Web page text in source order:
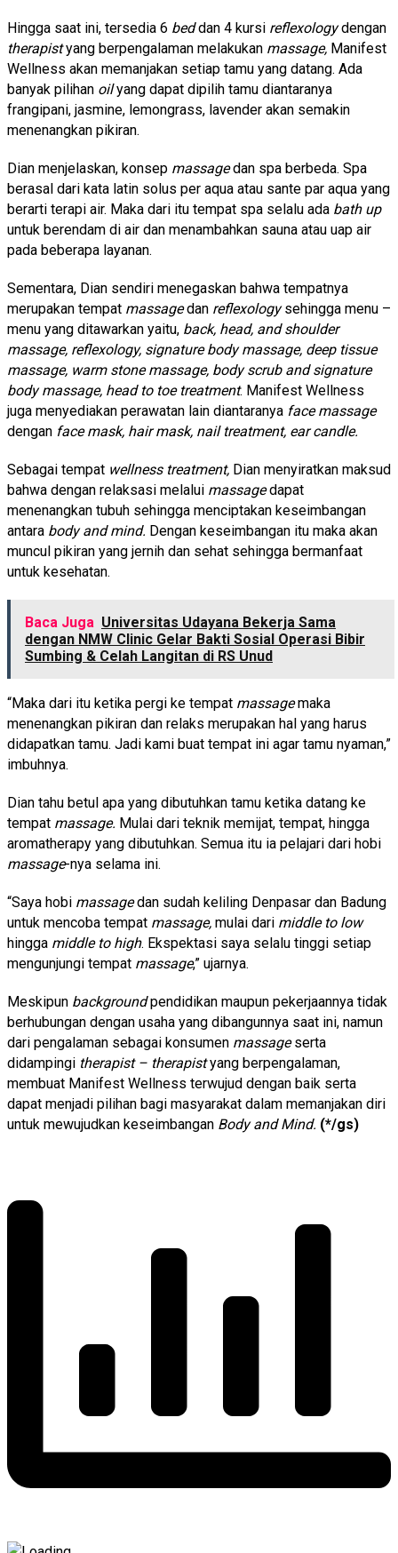
Hingga saat ini, tersedia 6 beddan 4 kursi reflexologydengan
therapistyang berpengalaman melakukan massage, Manifest
Wellness akan memanjakan setiap tamu yang datang. Ada
banyak pilihan oilyang dapat dipilih tamu diantaranya
frangipani, jasmine, lemongrass, lavender akan semakin
menenangkan pikiran.
Dian menjelaskan, konsep massagedan spa berbeda. Spa
berasal dari kata latin solus per aqua atau sante par aqua yang
berarti terapi air. Maka dari itu tempat spa selalu ada bath up
untuk berendam di air dan menambahkan sauna atau uap air
pada beberapa layanan.
Sementara, Dian sendiri menegaskan bahwa tempatnya
merupakan tempat massagedan reflexologysehingga menu –
menu yang ditawarkan yaitu, back, head, and shoulder
massage, reflexology, signature body massage, deep tissue
massage, warm stone massage, body scrub and signature
body massage, head to toe treatment. Manifest Wellness
juga menyediakan perawatan lain diantaranya face massage
dengan face mask, hair mask, nail treatment, ear candle.
Sebagai tempat wellness treatment, Dian menyiratkan maksud
bahwa dengan relaksasi melalui massagedapat
menenangkan tubuh sehingga menciptakan keseimbangan
antara body and mind. Dengan keseimbangan itu maka akan
muncul pikiran yang jernih dan sehat sehingga bermanfaat
untuk kesehatan.
Baca Juga Universitas Udayana Bekerja Sama
dengan NMW Clinic Gelar Bakti Sosial Operasi Bibir
Sumbing & Celah Langitan di RS Unud
“Maka dari itu ketika pergi ke tempat massagemaka
menenangkan pikiran dan relaks merupakan hal yang harus
didapatkan tamu. Jadi kami buat tempat ini agar tamu nyaman,”
imbuhnya.
Dian tahu betul apa yang dibutuhkan tamu ketika datang ke
tempat massage. Mulai dari teknik memijat, tempat, hingga
aromatherapy yang dibutuhkan. Semua itu ia pelajari dari hobi
massage-nya selama ini.
“Saya hobi massagedan sudah keliling Denpasar dan Badung
untuk mencoba tempat massage, mulai dari middle to low
hingga middle to high. Ekspektasi saya selalu tinggi setiap
mengunjungi tempat massage,” ujarnya.
Meskipun backgroundpendidikan maupun pekerjaannya tidak
berhubungan dengan usaha yang dibangunnya saat ini, namun
dari pengalaman sebagai konsumen massageserta
didampingi therapist – therapistyang berpengalaman,
membuat Manifest Wellness terwujud dengan baik serta
dapat menjadi pilihan bagi masyarakat dalam memanjakan diri
untuk mewujudkan keseimbangan Body and Mind. (*/gs)